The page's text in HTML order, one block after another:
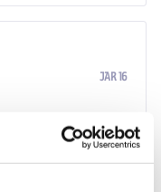
JAR 16
OSASUNA